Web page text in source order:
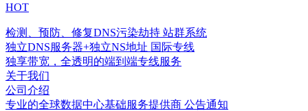
HOT
检测、预防、修复DNS污染劫持 站群系统
独立DNS服务器+独立NS地址 国际专线
独享带宽，全透明的端到端专线服务
关于我们
公司介绍
专业的全球数据中心基础服务提供商 公告通知